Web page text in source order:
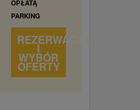
OPŁATĄ
PARKING
REZERWACJA
I
WYBÓR
OFERTY